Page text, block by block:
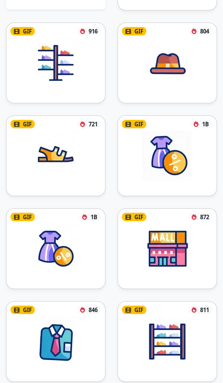
GIF 916 GIF 804
GIF 721 GIF 1B
GIF 1B GIF 872
GIF 846 GIF 811